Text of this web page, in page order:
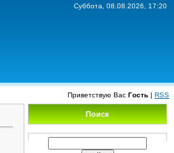
Суббота, 08.08.2026, 17:20
Приветствую Вас Гость | RSS
Поиск